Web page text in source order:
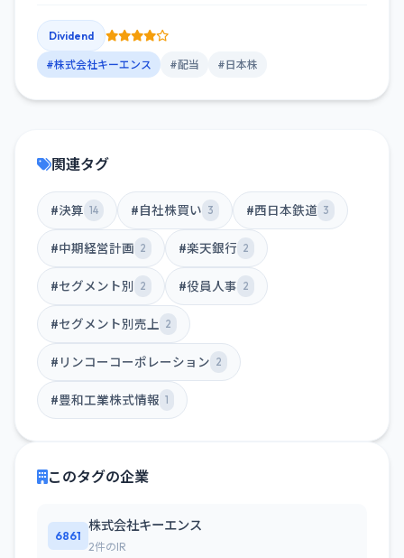
Dividend
#株式会社キーエンス #配当 #日本株
関連タグ
#決算 14 #自社株買い 3 #西日本鉄道 3
#中期経営計画 2 #楽天銀行 2
#セグメント別 2 #役員人事 2
#セグメント別売上 2
#リンコーコーポレーション 2
#豊和工業株式情報 1
このタグの企業
6861
株式会社キーエンス
2件のIR